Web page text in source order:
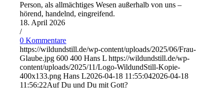
Person, als allmächtiges Wesen außerhalb von uns –
hörend, handelnd, eingreifend.
18. April 2026
/
0 Kommentare
https://wildundstill.de/wp-content/uploads/2025/06/Frau-
Glaube.jpg 600 400 Hans L https://wildundstill.de/wp-
content/uploads/2025/11/Logo-WildundStill-Kopie-
400x133.png Hans L2026-04-18 11:55:042026-04-18
11:56:22Auf Du und Du mit Gott?